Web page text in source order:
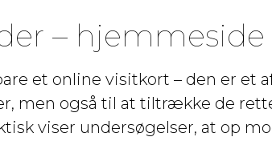
–
et online visitkort – den er et
men også til at tiltrække de
viser undersøgelser, at op